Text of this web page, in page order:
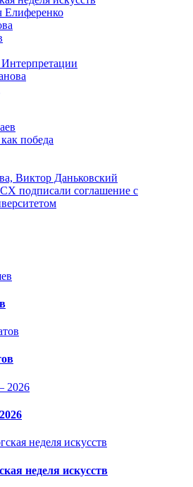
победа
Виктор Даньковский
подписали соглашение с
неделя искусств